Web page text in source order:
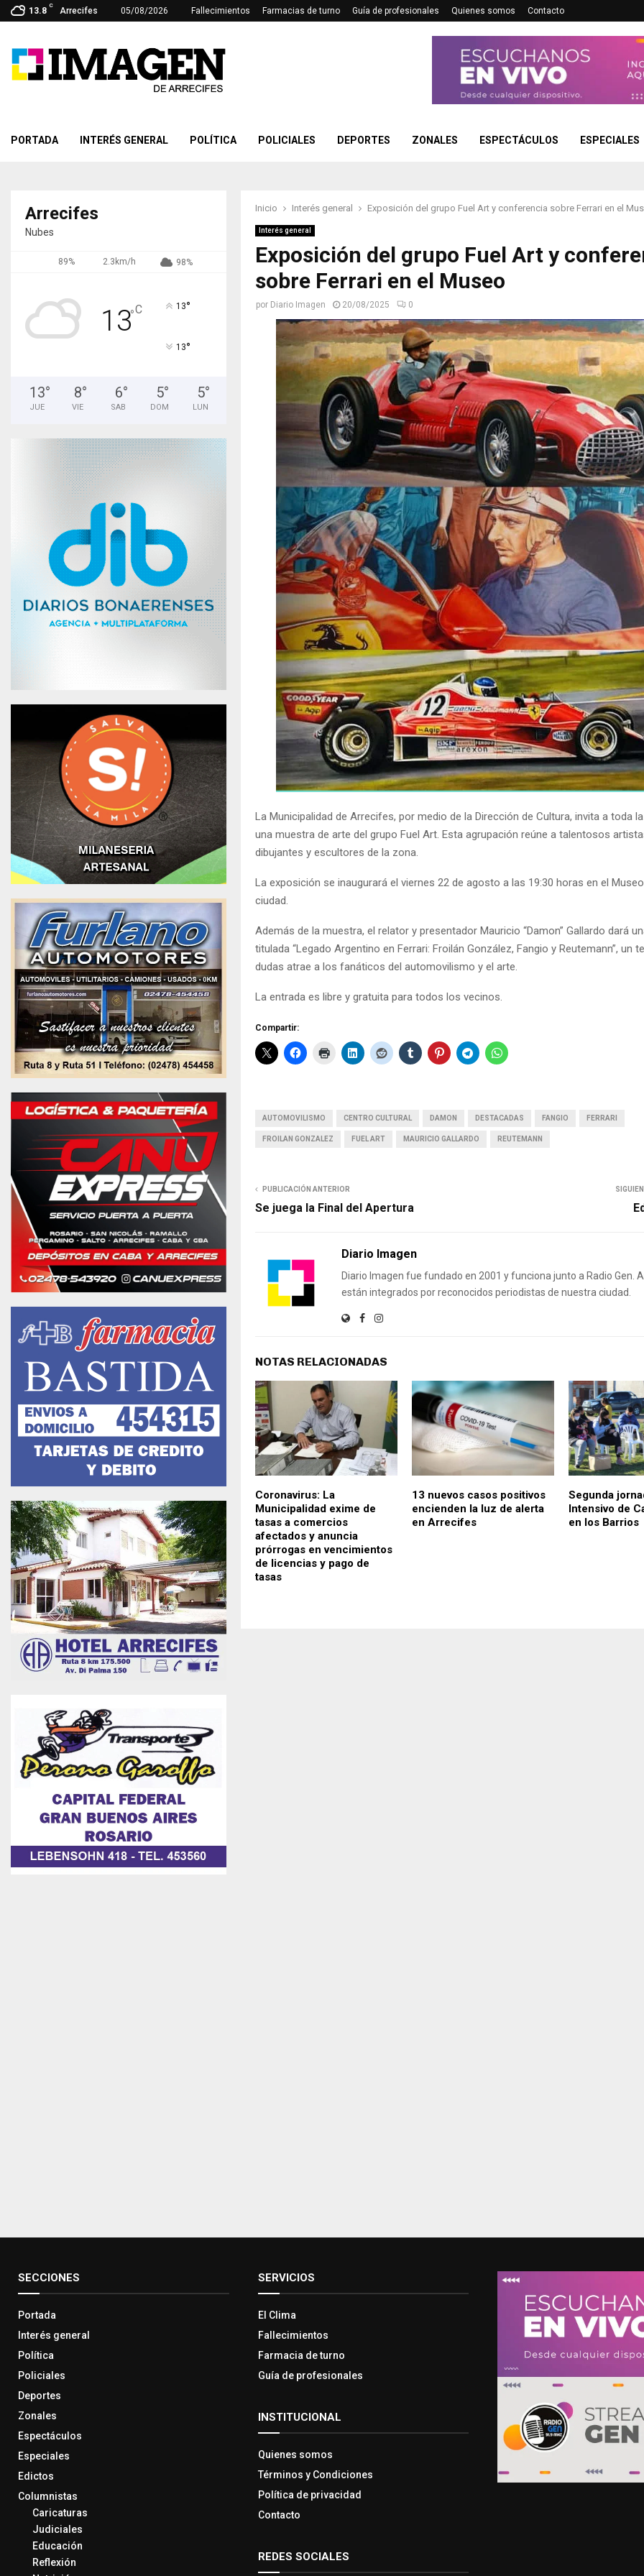
13.8
C
Arrecifes 05/08/2026 Fallecimientos Farmacias de turno Guía de profesionales Quienes somos Contacto
PORTADA INTERÉS GENERAL POLÍTICA POLICIALES DEPORTES ZONALES ESPECTÁCULOS ESPECIALES
Inicio Interés general Exposición del grupo Fuel Art y conferencia sobre Ferrari en el
Interés general
Exposición del grupo Fuel Art y
sobre Ferrari en el Museo
por Diario Imagen 20/08/2025 0
La Municipalidad de Arrecifes, por medio de la Dirección de Cultura, invita a toda
una muestra de arte del grupo Fuel Art. Esta agrupación reúne a talentosos
dibujantes y escultores de la zona.
La exposición se inaugurará el viernes 22 de agosto a las 19:30 horas en el
ciudad.
Además de la muestra, el relator y presentador Mauricio “Damon” Gallardo dará
titulada “Legado Argentino en Ferrari: Froilán González, Fangio y Reutemann”, un
dudas atrae a los fanáticos del automovilismo y el arte.
La entrada es libre y gratuita para todos los vecinos.
Compartir:
AUTOMOVILISMO CENTRO CULTURAL DAMON DESTACADAS FANGIO FERRARI
FROILAN GONZALEZ FUEL ART MAURICIO GALLARDO REUTEMANN
PUBLICACIÓN ANTERIOR
Se juega la Final del Apertura
Diario Imagen
Diario Imagen fue fundado en 2001 y funciona junto a Radio Gen.
están integrados por reconocidos periodistas de nuestra ciudad.
NOTAS RELACIONADAS
Coronavirus: La
Municipalidad exime de
tasas a comercios
afectados y anuncia
prórrogas en vencimientos
de licencias y pago de
tasas
13 nuevos casos positivos
encienden la luz de alerta
en Arrecifes
Segunda
Intensivo de
en los Barrios
Arrecifes
Nubes
89% 2.3km/h 98%
13°C 13°
13°
13°
JUE
8°
VIE
6°
SAB
5°
DOM
5°
LUN
SECCIONES
Portada
Interés general
Política
Policiales
Deportes
Zonales
Espectáculos
Especiales
Edictos
Columnistas
Caricaturas
Judiciales
Educación
Reflexión
SERVICIOS
El Clima
Fallecimientos
Farmacia de turno
Guía de profesionales
INSTITUCIONAL
Quienes somos
Términos y Condiciones
Política de privacidad
Contacto
REDES SOCIALES